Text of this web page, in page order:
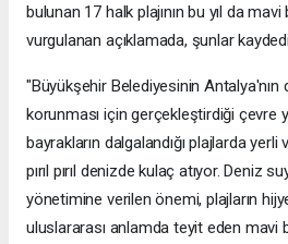
bulunan 17 halk plajının bu yıl da
vurgulanan açıklamada, şunlar
"Büyükşehir Belediyesinin Antalya'nın
korunması için gerçekleştirdiği çevre
bayrakların dalgalandığı plajlarda
pırıl pırıl denizde kulaç atıyor. Deniz
yönetimine verilen önemi, plajların
uluslararası anlamda teyit eden mavi